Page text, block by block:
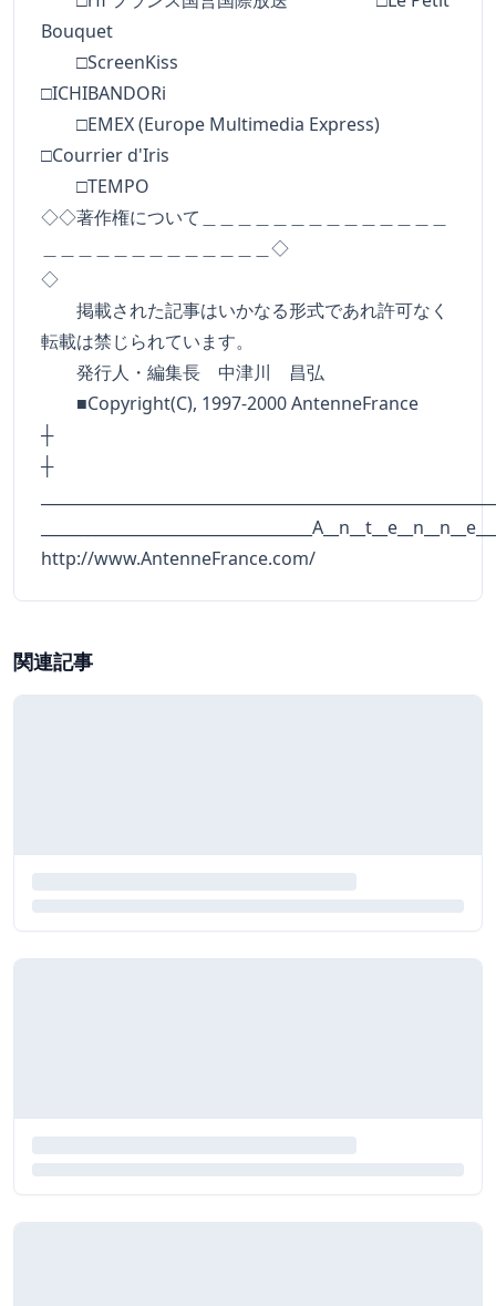
Bouquet
□ScreenKiss
□ICHIBANDORi
□EMEX (Europe Multimedia Express)
□Courrier d'Iris
□TEMPO
◇◇著作権について＿＿＿＿＿＿＿＿＿＿＿＿＿＿
＿＿＿＿＿＿＿＿＿＿＿＿＿◇
◇
掲載された記事はいかなる形式であれ許可なく
転載は禁じられています。
発行人・編集長 中津川 昌弘
■Copyright(C), 1997-2000 AntenneFrance
┼
http://www.AntenneFrance.com/
関連記事